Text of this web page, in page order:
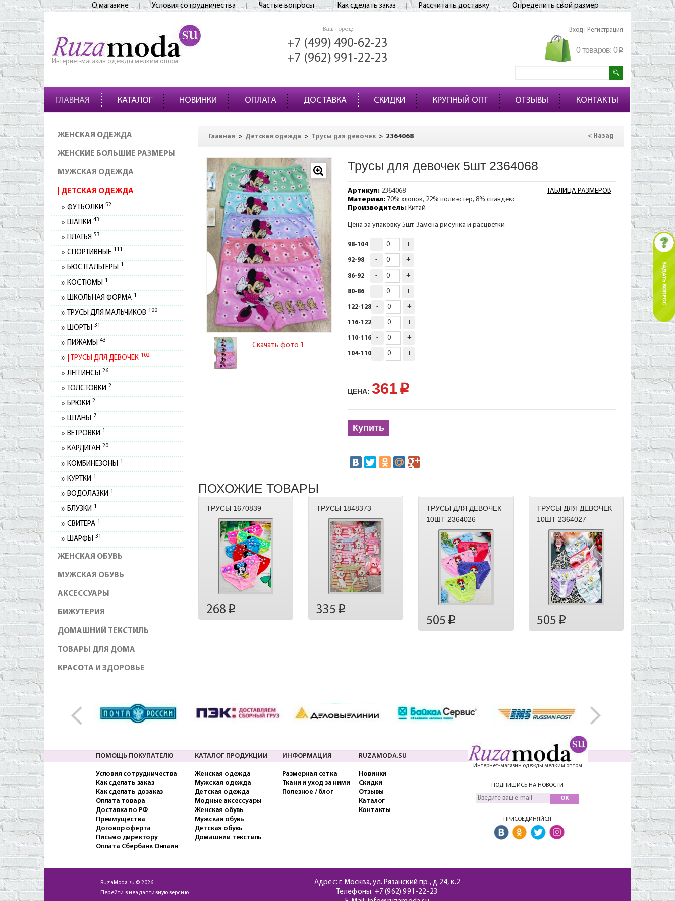
О магазине Условия сотрудничества Частые вопросы Как сделать заказ Рассчитать доставку Определить свой размер
Интернет-магазин одежды мелким оптом
Ваш город:
+7 (499) 490-62-23
+7 (962) 991-22-23
Вход Регистрация
0 товаров: 0p
ГЛАВНАЯ КАТАЛОГ НОВИНКИ ОПЛАТА ДОСТАВКА СКИДКИ КРУПНЫЙ ОПТ ОТЗЫВЫ КОНТАКТЫ
ЖЕНСКАЯ ОДЕЖДА
ЖЕНСКИЕ БОЛЬШИЕ РАЗМЕРЫ
МУЖСКАЯ ОДЕЖДА
ДЕТСКАЯ ОДЕЖДА
ФУТБОЛКИ 52
ШАПКИ 43
ПЛАТЬЯ 53
СПОРТИВНЫЕ 111
БЮСТГАЛЬТЕРЫ 1
КОСТЮМЫ 1
ШКОЛЬНАЯ ФОРМА 1
ТРУСЫ ДЛЯ МАЛЬЧИКОВ 100
ШОРТЫ 31
ПИЖАМЫ 43
ТРУСЫ ДЛЯ ДЕВОЧЕК 102
ЛЕГГИНСЫ 26
ТОЛСТОВКИ 2
БРЮКИ 2
ШТАНЫ 7
ВЕТРОВКИ 1
КАРДИГАН 20
КОМБИНЕЗОНЫ 1
КУРТКИ 1
ВОДОЛАЗКИ 1
БЛУЗКИ 1
СВИТЕРА 1
ШАРФЫ 31
ЖЕНСКАЯ ОБУВЬ
МУЖСКАЯ ОБУВЬ
АКСЕССУАРЫ
БИЖУТЕРИЯ
ДОМАШНИЙ ТЕКСТИЛЬ
ТОВАРЫ ДЛЯ ДОМА
КРАСОТА И ЗДОРОВЬЕ
Главная > Детская одежда > Трусы для девочек > 2364068 < Назад
Скачать фото 1
Трусы для девочек 5шт 2364068
ТАБЛИЦА РАЗМЕРОВ
Артикул:2364068
Материал:70% хлопок, 22% полиэстер, 8% спандекс
Производитель:Китай
Цена за упаковку 5шт. Замена рисунка и расцветки
98-104 - +
92-98 - +
86-92 - +
80-86 - +
122-128 - +
116-122 - +
110-116 - +
104-110 - +
ЦЕНА: 361 p
Купить
ПОХОЖИЕ ТОВАРЫ
ТРУСЫ 1670839
268 p
ТРУСЫ 1848373
335 p
ТРУСЫ ДЛЯ ДЕВОЧЕК
10ШТ 2364026
505 p
ТРУСЫ ДЛЯ ДЕВОЧЕК
10ШТ 2364027
505 p
ПОМОЩЬ ПОКУПАТЕЛЮ
Условия сотрудничества
Как сделать заказ
Как сделать дозаказ
Оплата товара
Доставка по РФ
Преимущества
Договор оферта
Письмо директору
Оплата Сбербанк Онлайн
КАТАЛОГ ПРОДУКЦИИ
Женская одежда
Мужская одежда
Детская одежда
Модные аксессуары
Женская обувь
Мужская обувь
Детская обувь
Домашний текстиль
ИНФОРМАЦИЯ
Размерная сетка
Ткани и уход за ними
Полезное / блог
RUZAMODA.SU
Новинки
Скидки
Отзывы
Каталог
Контакты
Интернет-магазин одежды мелким оптом
ПОДПИШИСЬ НА НОВОСТИ
OK
ПРИСОЕДИНЯЙСЯ
RuzaModa.su © 2026
Перейти в неадаптивную версию
Адрес: г. Москва, ул. Рязанский пр., д.24, к.2
Телефоны: +7 (962) 991-22-23